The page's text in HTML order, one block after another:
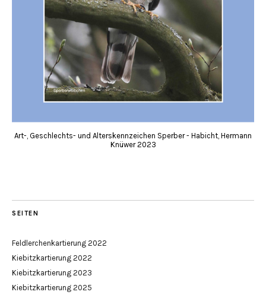
Art-, Geschlechts- und Alterskennzeichen Sperber - Habicht, Hermann
Knüwer 2023
SEITEN
Feldlerchenkartierung 2022
Kiebitzkartierung 2022
Kiebitzkartierung 2023
Kiebitzkartierung 2025